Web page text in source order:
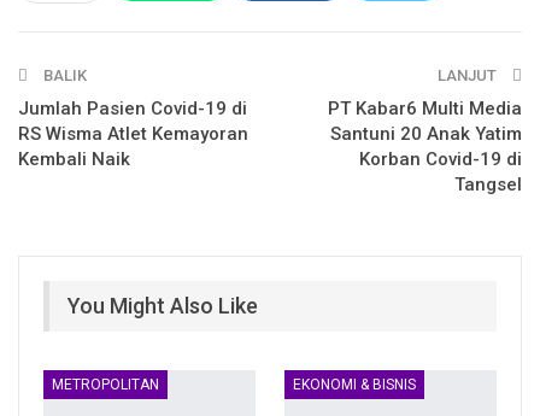
LINE
BALIK
Jumlah Pasien Covid-19 di
RS Wisma Atlet Kemayoran
Kembali Naik
LANJUT
PT Kabar6 Multi Media
Santuni 20 Anak Yatim
Korban Covid-19 di
Tangsel
You Might Also Like
METROPOLITAN EKONOMI & BISNIS